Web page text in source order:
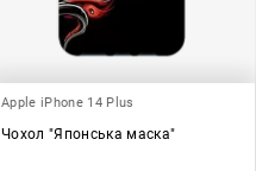
Apple iPhone 14 Plus
Чохол "Японська маска"